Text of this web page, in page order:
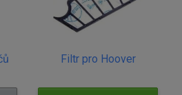
Filtr pro Hoover